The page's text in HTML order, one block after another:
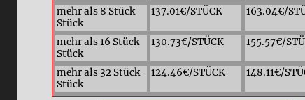
mehr als 8 Stück
Stück
137.01€/STÜCK 163.04€/
mehr als 16 Stück
Stück
130.73€/STÜCK 155.57€/
mehr als 32 Stück
Stück
124.46€/STÜCK 148.11€/